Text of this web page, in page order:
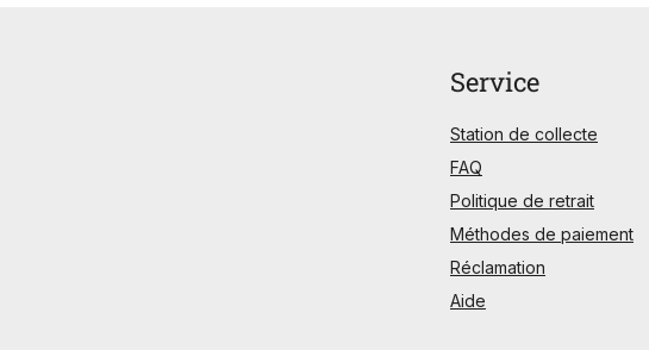
Service
Station de collecte
FAQ
Politique de retrait
Méthodes de paiement
Réclamation
Aide